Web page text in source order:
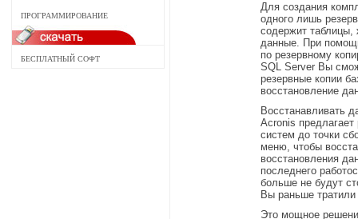
ПРОГРАММИРОВАНИЕ
БЕСПЛАТНЫЙ СОФТ
Для создания
одного лишь
содержит таблицы,
данные. При
по резервному
SQL Server Вы
резервные копии
восстановление
Восстанавливать
Acronis
систем до точки
меню, чтобы
восстановления
последнего
больше не будут
Вы раньше
Это мощное